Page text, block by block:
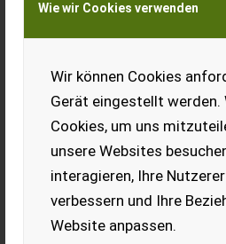
Wie wir Cookies verwenden
Wir können Cookies
Gerät eingestellt werden.
Cookies, um uns
unsere Websites
interagieren, Ihre
verbessern und Ihre
Website anpassen.
Transport von Land-
KEINE
Ladeort
Ort